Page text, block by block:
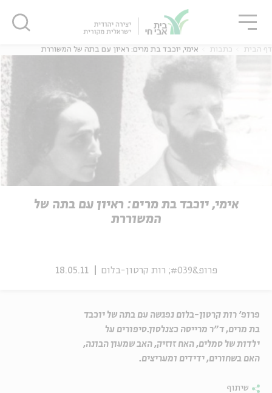
אנגלית
דף הבית כתבות אימי, יוכבד בת מרים: ראיון עם בתה של המשוררת
אימי, יוכבד בת מרים: ראיון עם בתה של
המשוררת
פרופ&#039; רות קרטון-בלום 18.05.11
פרופ' רות קרטון-בלום נפגשה עם בתה של יוכבד
בת מרים, ד"ר מרייסה כצנלסון.סיפורים על
ילדות של סמלים, האח זוזיק, האב שמעון הבונה,
האם בשחורים, ידידים ומעריצים.
שיתוף
סגור